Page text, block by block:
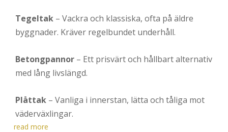
Tegeltak – Vackra och klassiska, ofta på äldre
byggnader. Kräver regelbundet underhåll.
Betongpannor – Ett prisvärt och hållbart alternativ
med lång livslängd.
Plåttak – Vanliga i innerstan, lätta och tåliga mot
väderväxlingar.
read more